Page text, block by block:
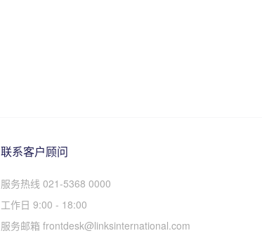
联系客户顾问
服务热线 021-5368 0000
工作日 9:00 - 18:00
服务邮箱 frontdesk@linksinternational.com